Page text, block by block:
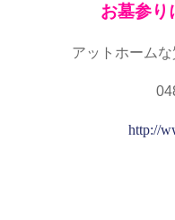
お墓参り
アットホーム
http://